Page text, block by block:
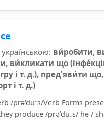
ви́робити,
ви́кликати що
і т. д.), пред'яви́ти
і т. д.)
/prəˈduːs/Verb Forms
produce /prəˈduːs/ he /